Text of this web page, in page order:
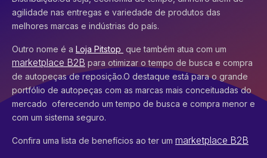
agilidade nas entregas e variedade de produtos das
melhores marcas e indústrias do país.
Outro nome é a Loja Pitstop que também atua com um
marketplace B2B para otimizar o tempo de busca e compra
de autopeças de reposição.O destaque está para o grande
portfólio de autopeças com as marcas mais conceituadas do
mercado oferecendo um tempo de busca e compra menor e
com um sistema seguro.
Confira uma lista de benefícios ao ter um marketplace B2B